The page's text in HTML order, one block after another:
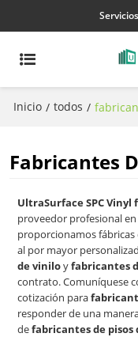
Servicios
Inicio / todos /
Fabricantes
UltraSurface SPC
proveedor profesional
proporcionamos
al por mayor
de viniloyfabricantes
contrato. Comuníquese
cotización para
responder de una
defabricantes de pisos